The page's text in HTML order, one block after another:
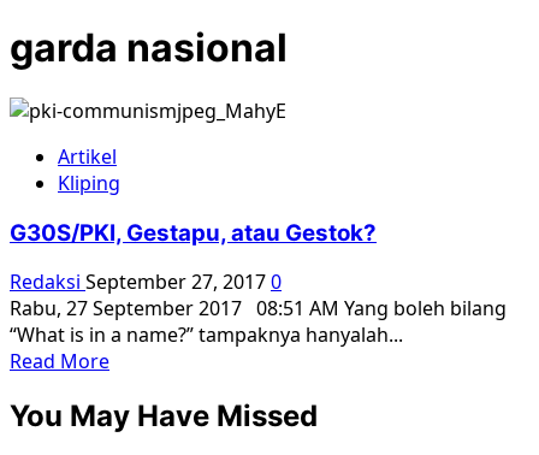
garda nasional
Artikel
Kliping
G30S/PKI, Gestapu, atau Gestok?
Redaksi September 27, 20170
Rabu, 27 September 2017 08:51 AM Yang boleh bilang
“What is in a name?” tampaknya hanyalah...
Read MoreRead
about
G30S/PKI,
You May Have Missed